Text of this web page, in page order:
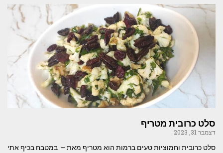
סלט כרובית מטריף
דצמבר 31, 2023
סלט כרובית וחמוציות טעים ברמות הוא מטריף מאת – במטבח בכיף אתי